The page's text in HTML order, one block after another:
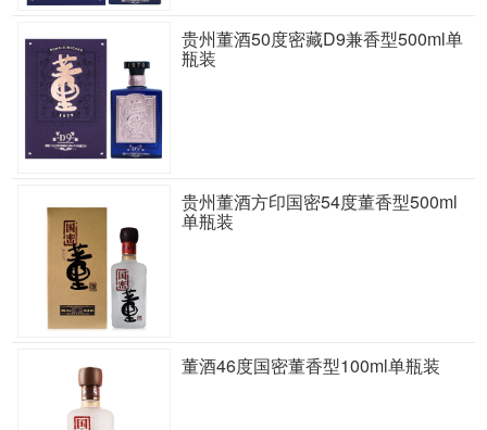
贵州董酒50度密藏D9兼香型500ml单
瓶装
贵州董酒方印国密54度董香型500ml
单瓶装
董酒46度国密董香型100ml单瓶装